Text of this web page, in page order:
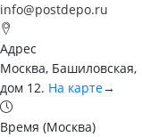
info@postdepo.ru
Адрес
Москва, Башиловская,
дом 12. На карте→
Время (Москва)